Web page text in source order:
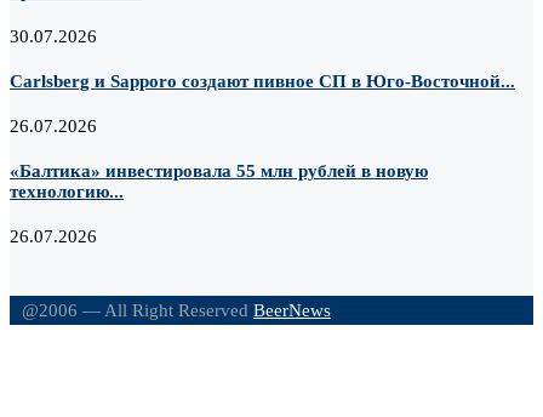
30.07.2026
Carlsberg и Sapporo создают пивное СП в Юго-Восточной...
26.07.2026
«Балтика» инвестировала 55 млн рублей в новую
технологию...
26.07.2026
@2006 — All Right Reserved BeerNews